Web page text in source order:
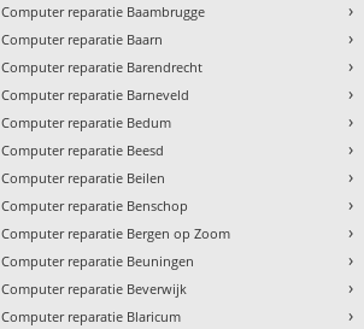
Computer reparatie Baambrugge
Computer reparatie Baarn
Computer reparatie Barendrecht
Computer reparatie Barneveld
Computer reparatie Bedum
Computer reparatie Beesd
Computer reparatie Beilen
Computer reparatie Benschop
Computer reparatie Bergen op Zoom
Computer reparatie Beuningen
Computer reparatie Beverwijk
Computer reparatie Blaricum
›
›
›
›
›
›
›
›
›
›
›
›